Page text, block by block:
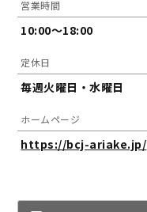
営業時間
10:00～18:00
定休日
毎週火曜日・水曜日
ホームページ
https://bcj-ariake.jp/